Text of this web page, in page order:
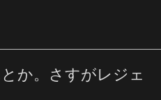
か。さすがレジェ